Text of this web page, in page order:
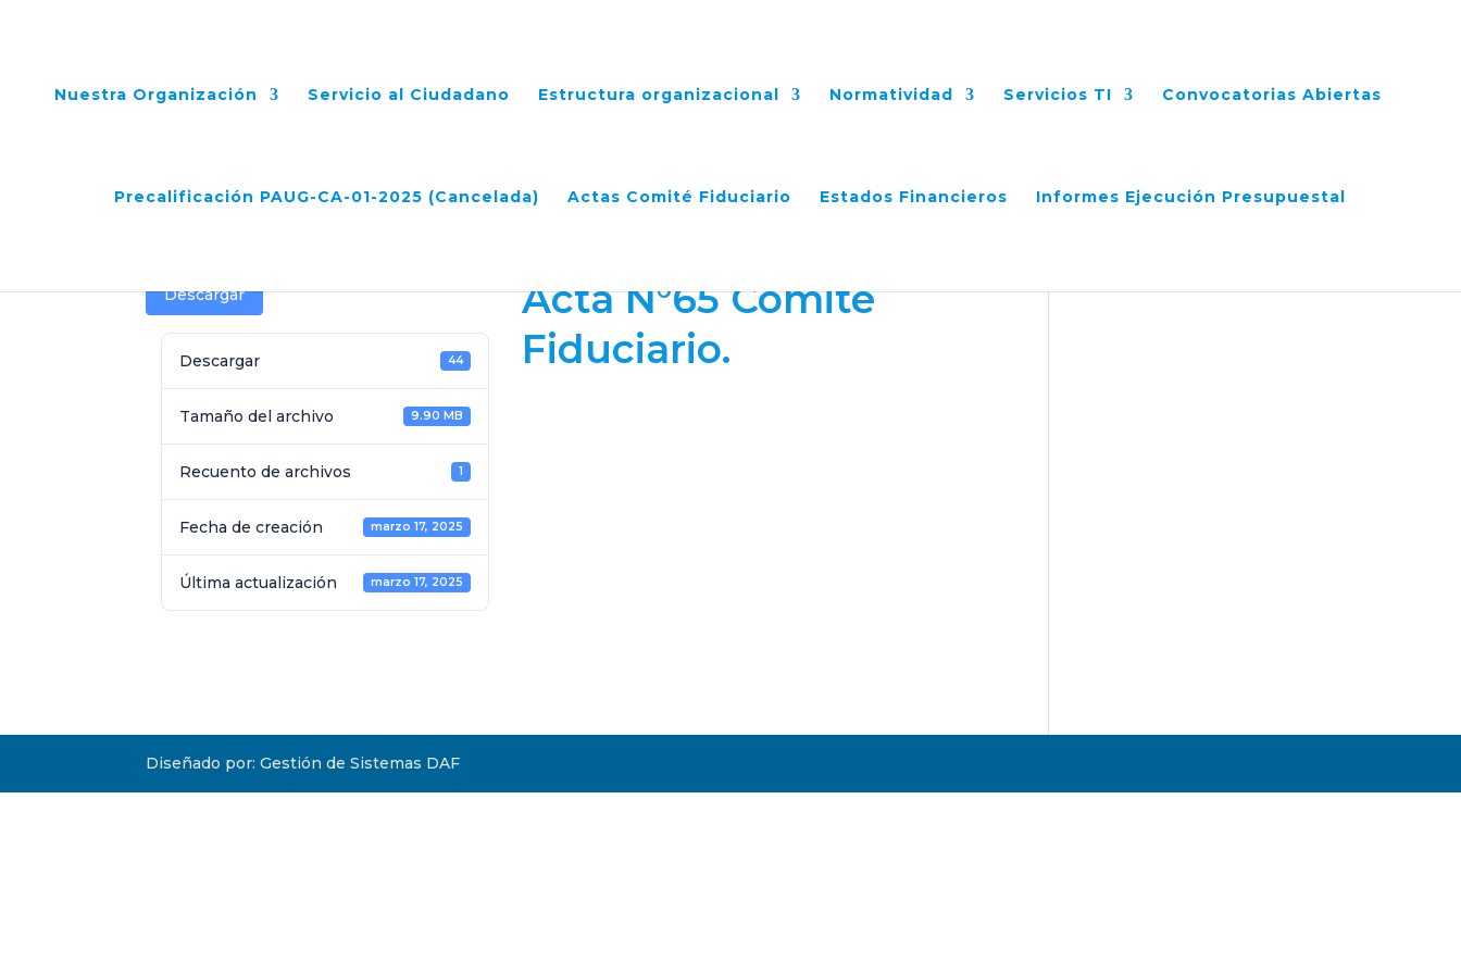
Nuestra Organización Servicio al Ciudadano Estructura organizacional Normatividad Servicios TI Convocatorias Abiertas
Precalificación PAUG-CA-01-2025 (Cancelada) Actas Comité Fiduciario Estados Financieros Informes Ejecución Presupuestal
Mar 17, 2025
Descargar
Descargar 44
Tamaño del archivo 9.90 MB
Recuento de archivos 1
Fecha de creación marzo 17, 2025
Última actualización marzo 17, 2025
Acta N°65 Comité
Fiduciario.
Diseñado por: Gestión de Sistemas DAF